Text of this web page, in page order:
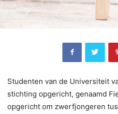
Studenten van de Universiteit
stichting opgericht, genaamd
opgericht om zwerfjongeren